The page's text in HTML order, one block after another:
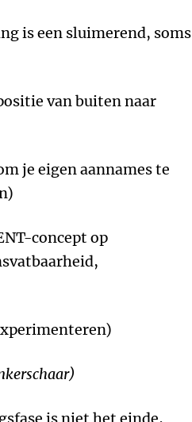
is een sluimerend, soms
van buiten naar
je eigen aannames te
concept op